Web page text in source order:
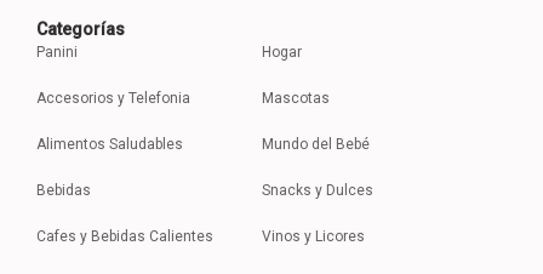
Categorías
Panini
Accesorios y Telefonia
Alimentos Saludables
Bebidas
Cafes y Bebidas Calientes
Hogar
Mascotas
Mundo del Bebé
Snacks y Dulces
Vinos y Licores